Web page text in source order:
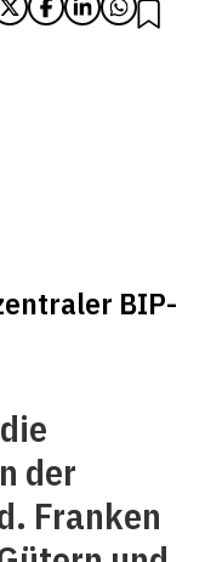
BIP-
der
Franken